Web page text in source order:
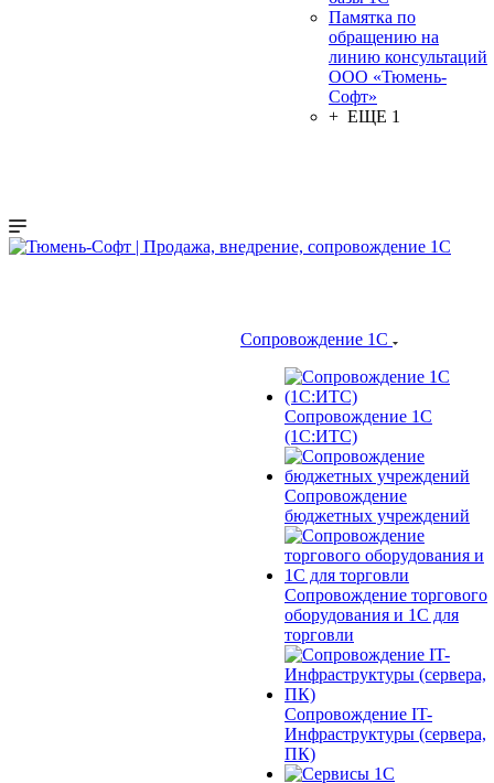
Памятка по
обращению на
линию консультаций
ООО «Тюмень-
Софт»
+ ЕЩЕ 1
Сопровождение 1С
Сопровождение 1С
(1С:ИТС)
Сопровождение
бюджетных учреждений
Сопровождение торгового
оборудования и 1С для
торговли
Сопровождение IT-
Инфраструктуры (сервера,
ПК)